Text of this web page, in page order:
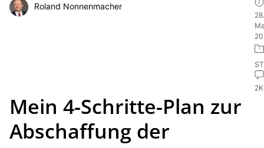
Roland Nonnenmacher
28.
Mein 4-Schritte-Plan zur
Abschaffung der